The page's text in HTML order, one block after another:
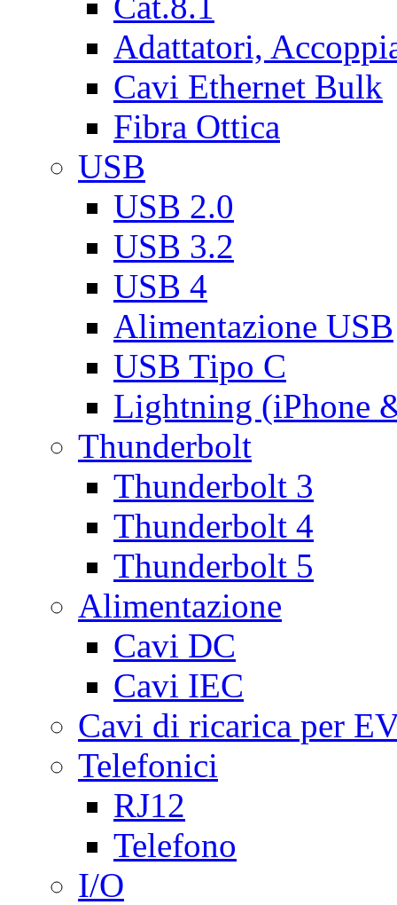
Adattatori,
Cavi Ethernet Bulk
Fibra Ottica
USB
USB 2.0
USB 3.2
USB 4
Alimentazione USB
USB Tipo C
Lightning (iPhone
Thunderbolt
Thunderbolt 3
Thunderbolt 4
Thunderbolt 5
Alimentazione
Cavi DC
Cavi IEC
Cavi di ricarica per
Telefonici
RJ12
Telefono
I/O